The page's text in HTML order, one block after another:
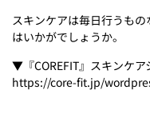
スキンケアは毎日行うも
はいかがでしょうか。
▼『COREFIT』スキンケア
https://core-fit.jp/